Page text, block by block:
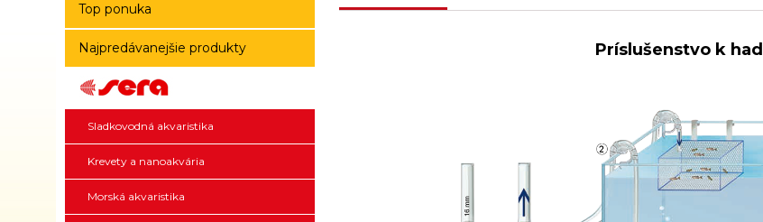
Príslušenstvo k
Top ponuka
Najpredávanejšie produkty
Sladkovodná akvaristika
Krevety a nanoakvária
Morská akvaristika